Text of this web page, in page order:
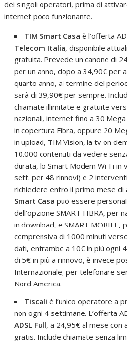
dei singoli operatori, prima di
internet poco funzionante.
TIM Smart Casa è l’offerta
Telecom Italia, disponibile
gratuita. Prevede un canone di
per un anno, dopo a 34,90€ per
quarto anno, al termine del
sarà di 39,90€ per sempre.
chiamate illimitate e gratuite
nazionali, internet fino a 30
in copertura Fibra, oppure 20
in upload, TIM Vision, la tv on
10.000 contenuti da vedere
durata, lo Smart Modem Wi-Fi in
sett. per 48 rinnovi) e 2
richiedere entro il primo mese di
Smart Casa può essere
dell’opzione SMART FIBRA, per
in download, e SMART MOBILE,
comprensiva di 1000 minuti
dati, entrambe a 10€ in più ogni
di 5€ in più a rinnovo, è invece
Internazionale, per telefonare
Nord America.
Tiscali è l’unico operatore a
non ogni 4 settimane. L’offerta
ADSL Full, a 24,95€ al mese con
gratis. Include chiamate senza